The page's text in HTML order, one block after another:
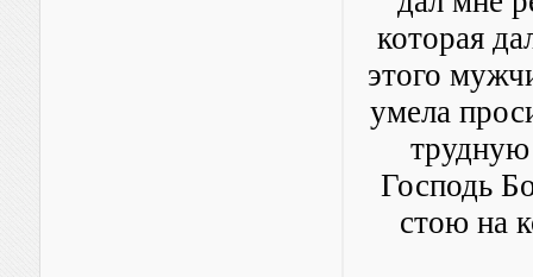
которая
этого
умела
трудную
Господь
стою на